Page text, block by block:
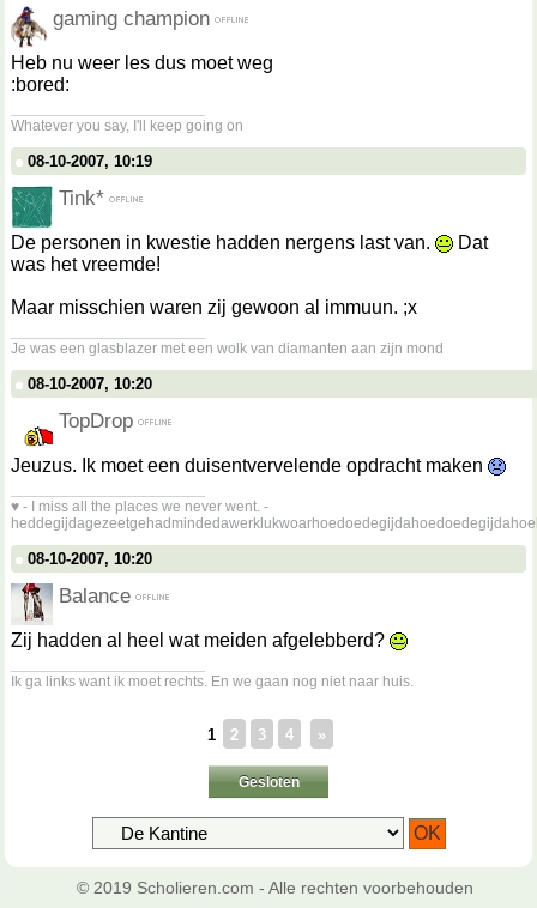
gaming champion
Heb nu weer les dus moet weg
:bored:
Whatever you say, I'll keep going on
08-10-2007, 10:19
Tink*
De personen in kwestie hadden nergens last van.
Dat
was het vreemde!
Maar misschien waren zij gewoon al immuun. ;x
Je was een glasblazer met een wolk van diamanten aan zijn mond
08-10-2007, 10:20
TopDrop
Jeuzus. Ik moet een duisentvervelende opdracht maken
♥ - I miss all the places we never went. -
08-10-2007, 10:20
Balance
Zij hadden al heel wat meiden afgelebberd?
Ik ga links want ik moet rechts. En we gaan nog niet naar huis.
1 2 3 4 »
Gesloten
© 2019 Scholieren.com - Alle rechten voorbehouden